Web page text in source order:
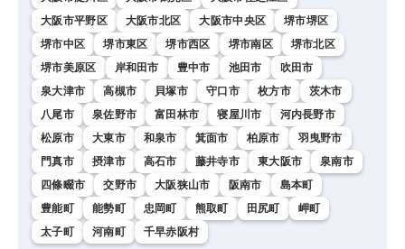
大阪市平野区
大阪市北区 大阪市中央区
堺市堺区
堺市中区
堺市東区 堺市西区 堺市南区
堺市北区
堺市美原区
岸和田市 豊中市 池田市
吹田市
泉大津市
高槻市 貝塚市 守口市 枚方市
茨木市
八尾市
泉佐野市 富田林市 寝屋川市
河内長野市
松原市
大東市 和泉市 箕面市 柏原市
羽曳野市
門真市
摂津市 高石市 藤井寺市 東大阪市
泉南市
四條畷市
交野市 大阪狭山市 阪南市
島本町
豊能町
能勢町 忠岡町 熊取町 田尻町
岬町
太子町
河南町 千早赤阪村